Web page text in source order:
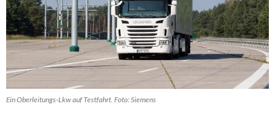
Ein Oberleitungs-Lkw auf Testfahrt. Foto: Siemens